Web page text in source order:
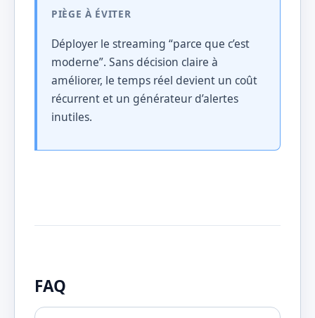
PIÈGE À ÉVITER
Déployer le streaming “parce que c’est
moderne”. Sans décision claire à
améliorer, le temps réel devient un coût
récurrent et un générateur d’alertes
inutiles.
FAQ